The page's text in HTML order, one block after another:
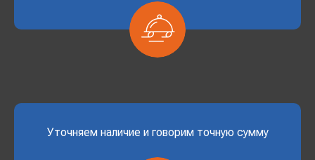
Уточняем наличие и говорим точную сумму